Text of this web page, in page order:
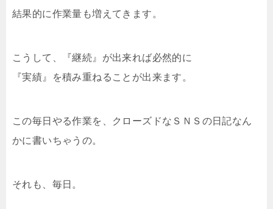
結果的に作業量も増えてきます。
こうして、『継続』が出来れば必然的に
『実績』を積み重ねることが出来ます。
この毎日やる作業を、クローズドなＳＮＳの日記なん
かに書いちゃうの。
それも、毎日。